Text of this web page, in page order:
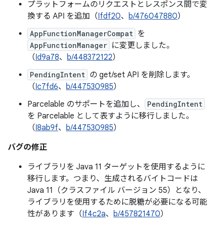
プラットフォームのリクエストとレスポンス間で変
換する API を追加（Ifdf20、 b/476047880）
AppFunctionManagerCompat を
AppFunctionManager に変更しました。
（Id9a78、 b/448372122）
PendingIntent の get/set API を削除します。
（Ic7fd6、 b/447530985）
Parcelable のサポートを追加し、
PendingIntent
を Parcelable として表すように移行しました。
（I8ab9f、 b/447530985）
バグの修正
ライブラリを Java 11 ターゲットを使用するように
移行します。つまり、生成されるバイトコードは
Java 11（クラスファイル バージョン 55）となり、
ライブラリを使用するために脱糖が必要になる可能
性があります（If4c2a、 b/457821470）